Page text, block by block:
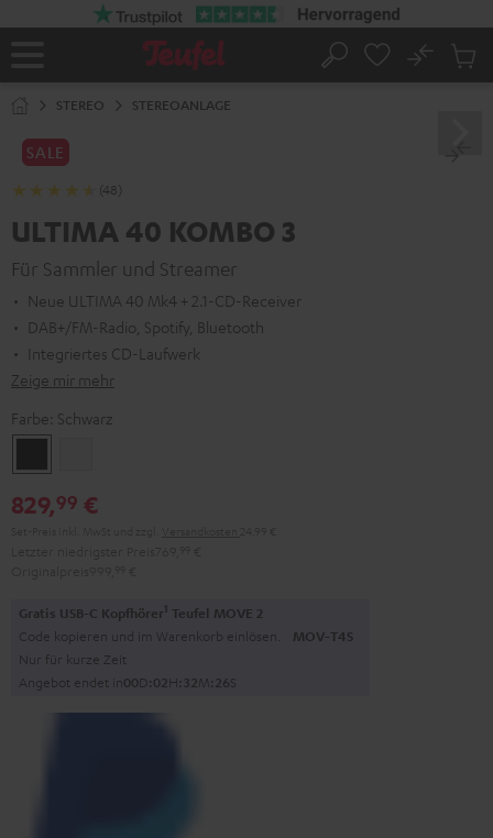
Startseite
Suche
No
STEREO STEREOANLAGE
SALE
(48)
ULTIMA 40 KOMBO 3
Für Sammler und Streamer
Neue ULTIMA 40 Mk4 + 2.1-CD-Receiver
DAB+/FM-Radio, Spotify, Bluetooth
Integriertes CD-Laufwerk
Zeige mir mehr
Farbe: Schwarz
829,99 €
Gratis USB-C Kopfhörer1 Teufel MOVE 2
Code kopieren und im Warenkorb einlösen. MOV-T4S
Nur für kurze Zeit
Angebot endet in00D:02H: 32M: 25S